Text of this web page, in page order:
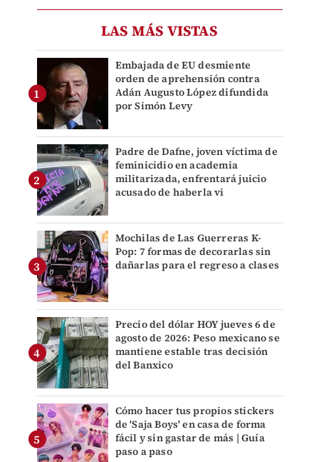
LAS MÁS VISTAS
Embajada de EU desmiente
orden de aprehensión contra
Adán Augusto López difundida
por Simón Levy
Padre de Dafne, joven víctima de
feminicidio en academia
militarizada, enfrentará juicio
acusado de haberla vi
Mochilas de Las Guerreras K-
Pop: 7 formas de decorarlas sin
dañarlas para el regreso a clases
Precio del dólar HOY jueves 6 de
agosto de 2026: Peso mexicano se
mantiene estable tras decisión
del Banxico
Cómo hacer tus propios stickers
de 'Saja Boys' en casa de forma
fácil y sin gastar de más | Guía
paso a paso